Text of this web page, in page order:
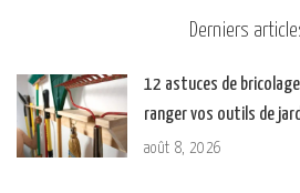
Derniers
12 astuces de
ranger vos outils de
août 8, 2026